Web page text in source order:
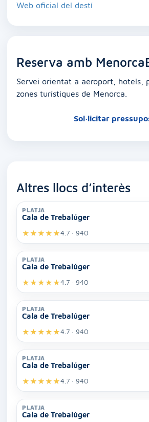
Web oficial del destí
Reserva amb
Servei orientat a aeroport, hotels,
zones turístiques de Menorca.
Sol·licitar
Altres llocs d’interès
PLATJA
Cala de Trebalúger
★★★★★4.7 · 940
PLATJA
Cala de Trebalúger
★★★★★4.7 · 940
PLATJA
Cala de Trebalúger
★★★★★4.7 · 940
PLATJA
Cala de Trebalúger
★★★★★4.7 · 940
PLATJA
Cala de Trebalúger